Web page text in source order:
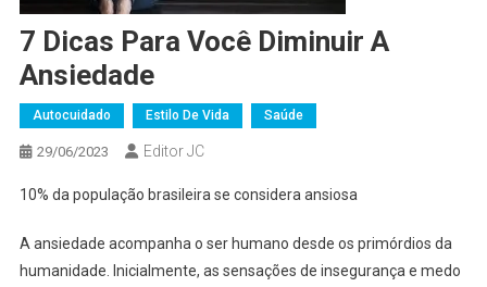
7 Dicas Para Você Diminuir A
Ansiedade
Autocuidado Estilo De Vida Saúde
29/06/2023 Editor JC
10% da população brasileira se considera ansiosa
A ansiedade acompanha o ser humano desde os primórdios da
humanidade. Inicialmente, as sensações de insegurança e medo